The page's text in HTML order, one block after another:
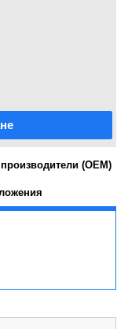
(OEM)